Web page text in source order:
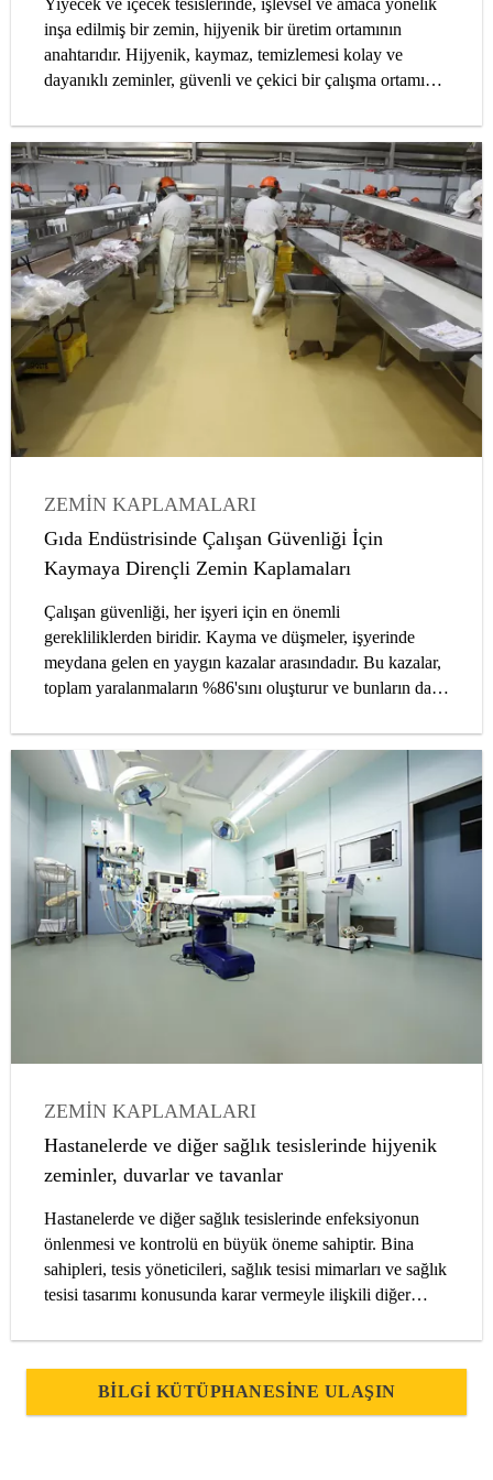
inşa edilmiş bir zemin, hijyenik bir üretim ortamının
anahtarıdır. Hijyenik, kaymaz, temizlemesi kolay ve
dayanıklı zeminler, güvenli ve çekici bir çalışma ortamı
ortamı için kritik öneme sahiptir. Bu makalede, bir gıda
işleme ortamında yeterli ve uzun süreli zemin
kaplamasının ilk seferde doğru şekilde elde etmenin
yolları incelenmiştir.
ZEMIN KAPLAMALARI
ENDÜSTRIYEL ZEMINLER
FABRIKA
SIKAFLOOR®
MAKALELER
Gıda Endüstrisinde Çalışan Güvenliği İçin
Kaymaya Dirençli Zemin Kaplamaları
Çalışan güvenliği, her işyeri için en önemli
gerekliliklerden biridir. Kayma ve düşmeler, işyerinde
meydana gelen en yaygın kazalar arasındadır. Bu kazalar,
toplam yaralanmaların %86'sını oluşturur ve bunların da
yaralanmalar özellikle gıda endüstrisinde meydana
gelmektedir. Bu oran, diğer endüstrilerdeki ortalama
oranın dört katına denk gelmektedir. Yaralanmalar, tüm
kazazedelerde ciddi etkiler yaratabilir. Bu etkilerin en
önemlisi ise yaralanan kişinin acı çekmesi ve muhtemelen
engelli hale gelmesidir. Ardından şirket üzerindeki etkiler
gelir: Mali etkiler, kilit personel kaybı, üretkenlik kaybı ve
sorumluluk.
ZEMIN KAPLAMALARI
DUVAR KAPLAMALARI
HASTANELER
MAKALELER
MIMARLAR
Hastanelerde ve diğer sağlık tesislerinde hijyenik
zeminler, duvarlar ve tavanlar
Hastanelerde ve diğer sağlık tesislerinde enfeksiyonun
önlenmesi ve kontrolü en büyük öneme sahiptir. Bina
sahipleri, tesis yöneticileri, sağlık tesisi mimarları ve sağlık
tesisi tasarımı konusunda karar vermeyle ilişkili diğer
nasıl kullanıldığını dikkate alması gereklidir.
BILGI KÜTÜPHANESINE ULAŞIN